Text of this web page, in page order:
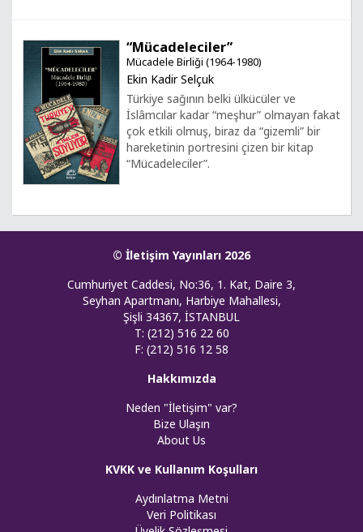
“Mücadeleciler”
Mücadele Birliği (1964-1980)
Ekin Kadir Selçuk
Türkiye sağının belki ülkücüler ve
İslâmcılar kadar “meşhur” olmayan fakat
çok etkili olmuş, biraz da “gizemli” bir
hareketinin portresini çizen bir kitap
“Mücadeleciler”.
© İletişim Yayınları 2026
Cumhuriyet Caddesi, No:36, 1. Kat, Daire 3,
Seyhan Apartmanı, Harbiye Mahallesi,
Şişli 34367, İSTANBUL
T: (212) 516 22 60
F: (212) 516 12 58
Hakkımızda
Neden "İletişim" var?
Bize Ulaşın
About Us
KVKK ve Kullanım Koşulları
Aydınlatma Metni
Veri Politikası